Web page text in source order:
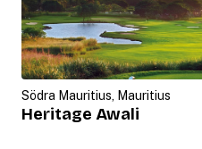
Södra Mauritius, Mauritius
Heritage Awali